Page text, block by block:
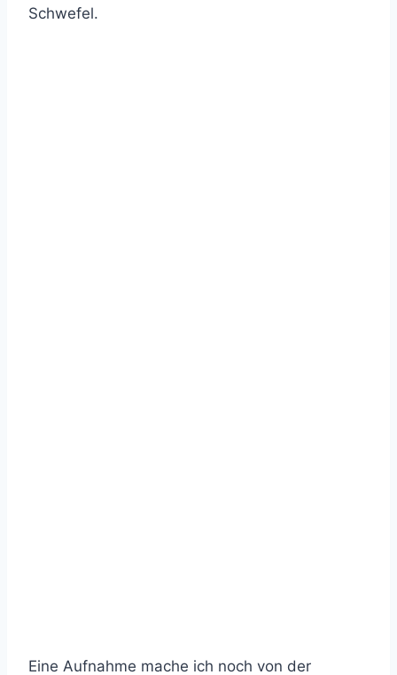
Schwefel.
Eine Aufnahme mache ich noch von der